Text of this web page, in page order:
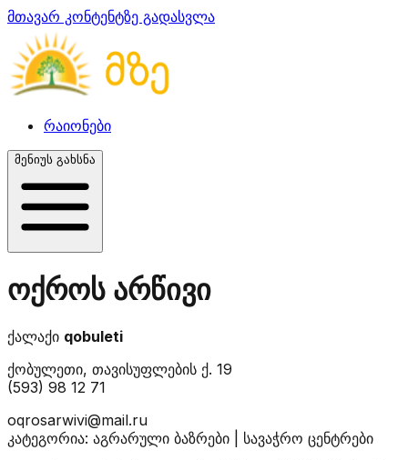
მთავარ კონტენტზე გადასვლა
რაიონები
მენიუს გახსნა
ოქროს არწივი
ქალაქი qobuleti
ქობულეთი, თავისუფლების ქ. 19
(593) 98 12 71
oqrosarwivi@mail.ru
კატეგორია: აგრარული ბაზრები | სავაჭრო ცენტრები